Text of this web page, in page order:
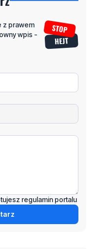
z prawem
wpis -
regulamin portalu